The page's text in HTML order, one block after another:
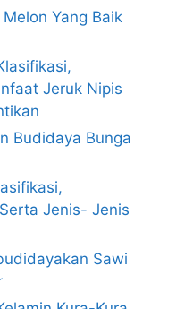
Yang Baik
Jeruk Nipis
Budidaya Bunga
Jenis- Jenis
Sawi